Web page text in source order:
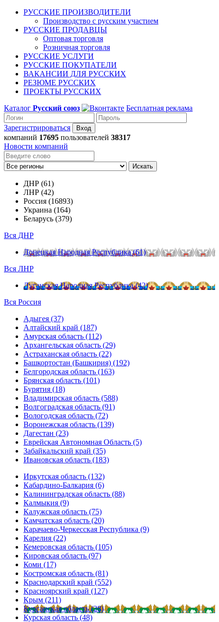
РУССКИЕ ПРОИЗВОДИТЕЛИ
Производство с русским участием
РУССКИЕ ПРОДАВЦЫ
Оптовая торговля
Розничная торговля
РУССКИЕ УСЛУГИ
РУССКИЕ ПОКУПАТЕЛИ
ВАКАНСИИ ДЛЯ РУССКИХ
РЕЗЮМЕ РУССКИХ
ПРОЕКТЫ РУССКИХ
Каталог Русский союз Бесплатная реклама
Зарегистрироваться
компаний 17695 пользователей 38317
Новости компаний
Искать
ДНР (61)
ЛНР (42)
Россия (16893)
Украина (164)
Беларусь (379)
Вся ДНР
Донецкая Народная Республика (61)
Вся ЛНР
Луганская Народная Республика (42)
Вся Россия
Адыгея (37)
Алтайский край (187)
Амурская область (112)
Архангельская область (29)
Астраханская область (22)
Башкортостан (Башкирия) (192)
Белгородская область (163)
Брянская область (101)
Бурятия (18)
Владимирская область (588)
Волгоградская область (91)
Вологодская область (72)
Воронежская область (139)
Дагестан (23)
Еврейская Автономная Область (5)
Забайкальский край (35)
Ивановская область (183)
Иркутская область (132)
Кабардино-Балкария (6)
Калининградская область (88)
Калмыкия (9)
Калужская область (75)
Камчатская область (20)
Карачаево-Черкесская Республика (9)
Карелия (22)
Кемеровская область (105)
Кировская область (97)
Коми (17)
Костромская область (81)
Краснодарский край (552)
Красноярский край (127)
Крым (211)
Курганская область (28)
Курская область (48)